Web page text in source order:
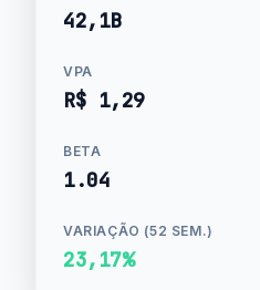
42,1B
VPA
R$ 1,29
BETA
1.04
VARIAÇÃO (52 SEM.)
23,17%